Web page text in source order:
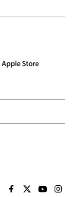
EL PAÍS BRASIL EN
EL PAÍSEL PAÍS
EL